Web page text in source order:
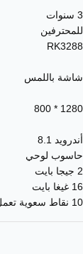
3 سنوات
للمحترفين
RK3288
شاشة باللمس
1280 * 800
أندرويد 8.1
حاسوب لوحي
2 جيجا بايت
16 غيغا بايت
10 نقاط سعوية تعمل باللمس